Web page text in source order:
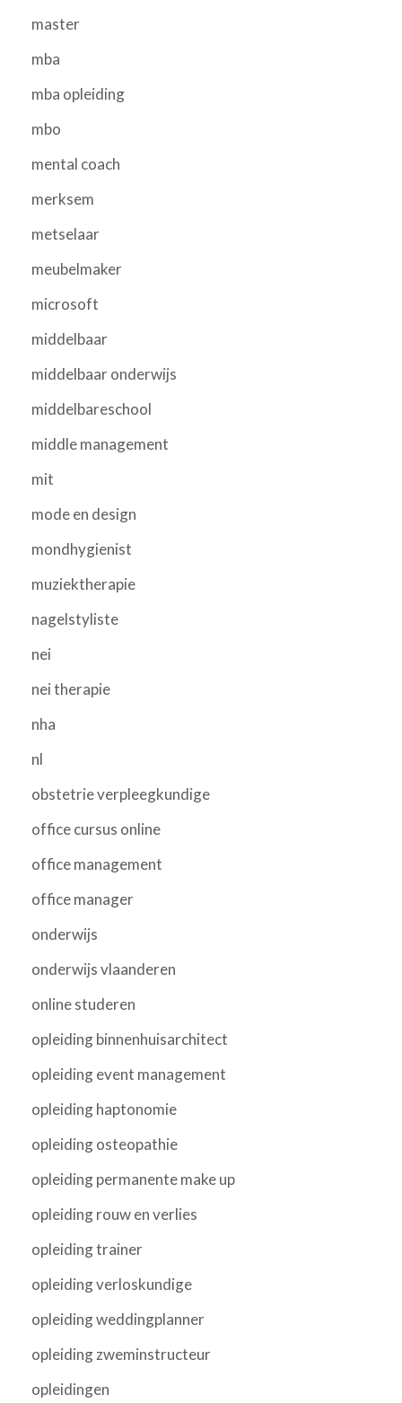
master
mba
mba opleiding
mbo
mental coach
merksem
metselaar
meubelmaker
microsoft
middelbaar
middelbaar onderwijs
middelbareschool
middle management
mit
mode en design
mondhygienist
muziektherapie
nagelstyliste
nei
nei therapie
nha
nl
obstetrie verpleegkundige
office cursus online
office management
office manager
onderwijs
onderwijs vlaanderen
online studeren
opleiding binnenhuisarchitect
opleiding event management
opleiding haptonomie
opleiding osteopathie
opleiding permanente make up
opleiding rouw en verlies
opleiding trainer
opleiding verloskundige
opleiding weddingplanner
opleiding zweminstructeur
opleidingen